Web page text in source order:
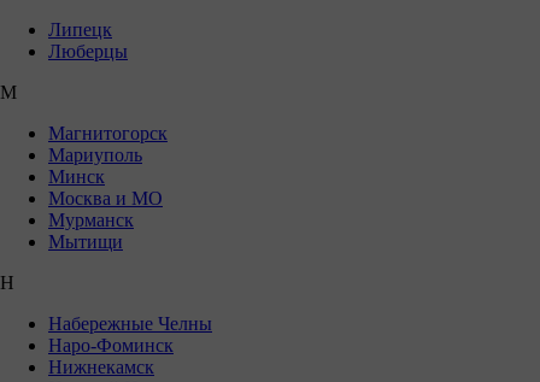
Липецк
Люберцы
М
Магнитогорск
Мариуполь
Минск
Москва и МО
Мурманск
Мытищи
Н
Набережные Челны
Наро-Фоминск
Нижнекамск